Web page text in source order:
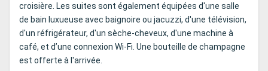
croisière. Les suites sont également équipées d'une salle
de bain luxueuse avec baignoire ou jacuzzi, d'une télévision,
d'un réfrigérateur, d'un sèche-cheveux, d'une machine à
café, et d’une connexion Wi-Fi. Une bouteille de champagne
est offerte à l'arrivée.